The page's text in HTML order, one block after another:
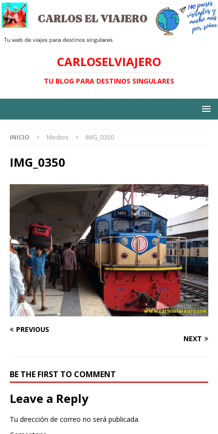
CARLOSELVIAJERO
TU BLOG PARA DESTINOS SINGULARES
INICIO Medios IMG_0350
IMG_0350
PREVIOUS
NEXT
BE THE FIRST TO COMMENT
Leave a Reply
Tu dirección de correo no será publicada.